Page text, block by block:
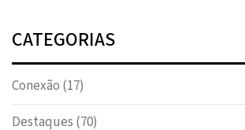
CATEGORIAS
Conexão (17)
Destaques (70)